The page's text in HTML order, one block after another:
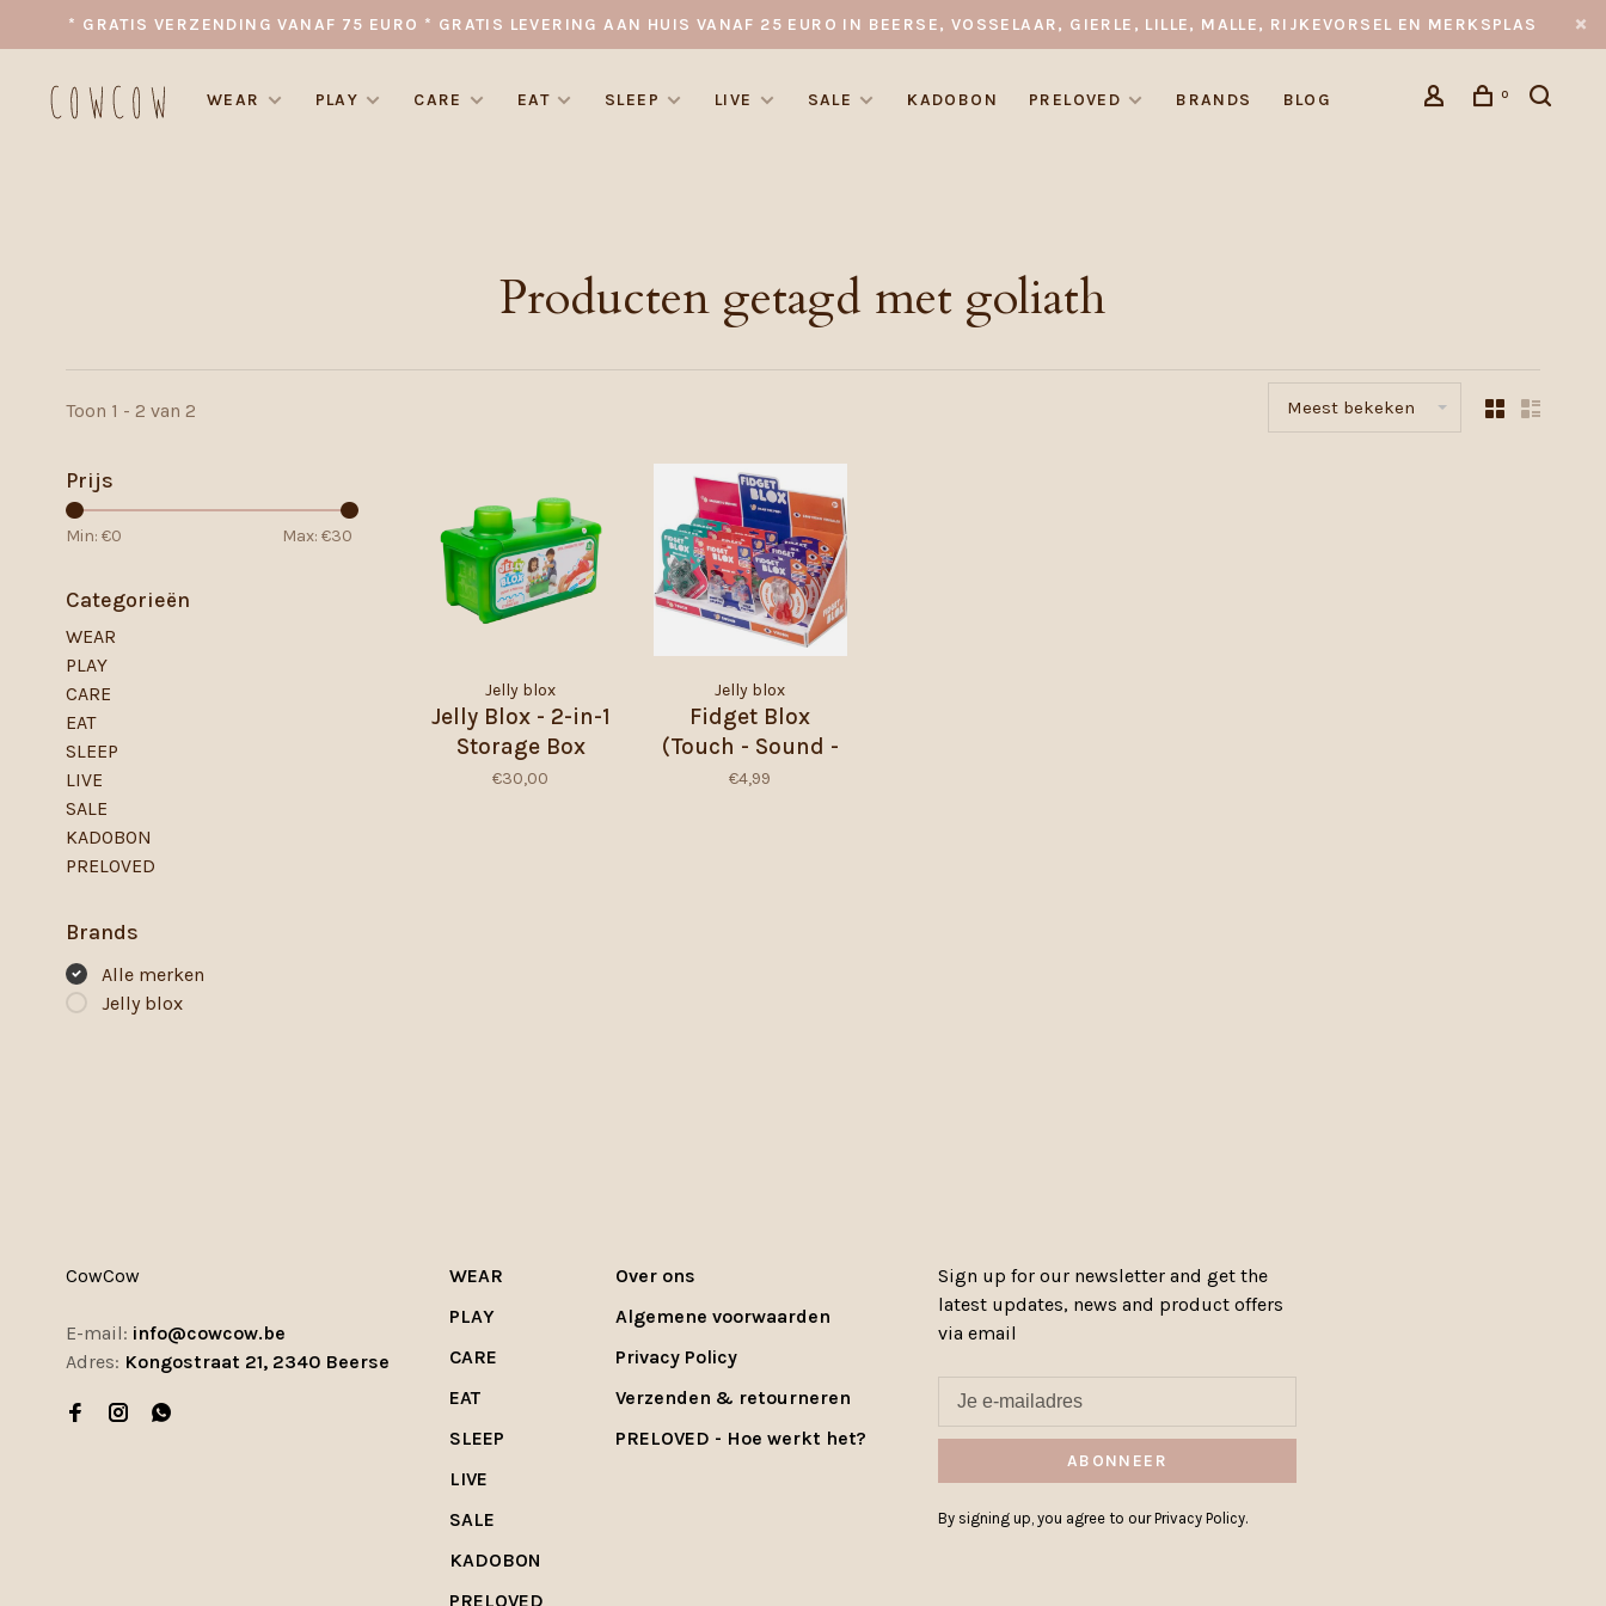
* GRATIS VERZENDING VANAF 75 EURO * GRATIS LEVERING AAN HUIS VANAF 25 EURO IN BEERSE, VOSSELAAR, GIERLE, LILLE, MALLE, RIJKEVORSEL EN MERKSPLAS
WEAR PLAY CARE EAT SLEEP LIVE SALE KADOBON PRELOVED BRANDS BLOG 0
Producten getagd met goliath
Toon 1 - 2 van 2 Meest bekeken
Prijs
Min: €0 Max: €30
Categorieën
WEAR
PLAY
CARE
EAT
SLEEP
LIVE
SALE
KADOBON
PRELOVED
Brands
Alle merken
Jelly blox
Jelly blox
Jelly Blox - 2-in-1
Storage Box
€30,00
Jelly blox
Fidget Blox
(Touch - Sound -
Vision)
€4,99
CowCow
E-mail: info@cowcow.be
Adres: Kongostraat 21, 2340 Beerse
WEAR
PLAY
CARE
EAT
SLEEP
LIVE
SALE
KADOBON
PRELOVED
Over ons
Algemene voorwaarden
Privacy Policy
Verzenden & retourneren
PRELOVED - Hoe werkt het?
Sign up for our newsletter and get the
latest updates, news and product offers
via email
ABONNEER
By signing up, you agree to our Privacy Policy.